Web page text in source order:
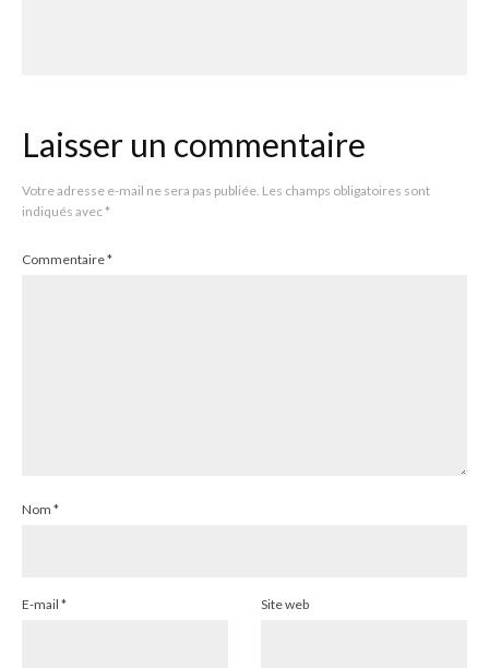
Laisser un commentaire
Votre adresse e-mail ne sera pas publiée. Les champs obligatoires sont
indiqués avec*
Commentaire*
Nom *
E-mail * Site web